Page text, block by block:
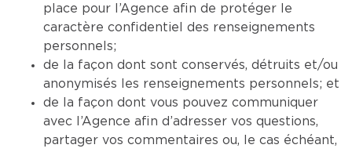
place pour l’Agence afin de protéger le
caractère confidentiel des renseignements
personnels;
de la façon dont sont conservés, détruits et/ou
anonymisés les renseignements personnels; et
de la façon dont vous pouvez communiquer
avec l’Agence afin d’adresser vos questions,
partager vos commentaires ou, le cas échéant,